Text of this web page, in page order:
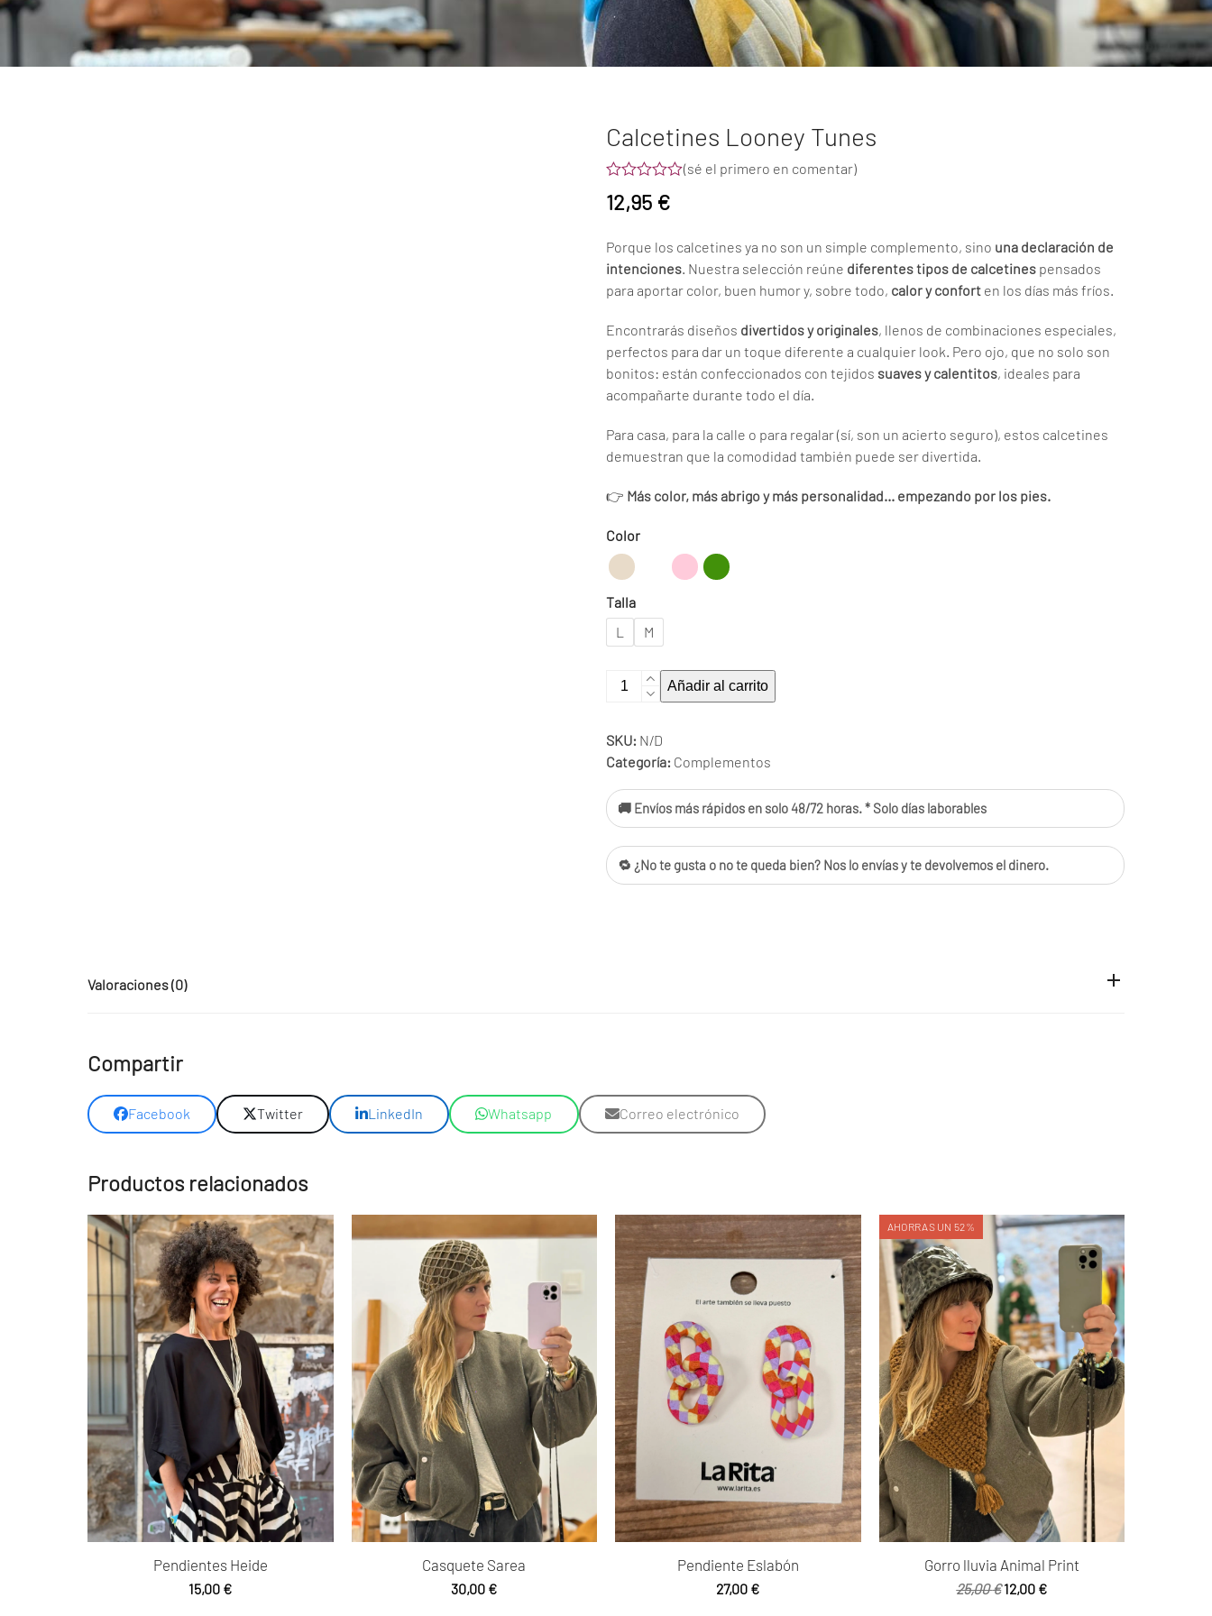
Calcetines Looney Tunes
con
5
(sé el primero en comentar)
12,95 €
Porque los calcetines ya no son un simple complemento, sino una declaración de
intenciones. Nuestra selección reúne diferentes tipos de calcetines pensados
para aportar color, buen humor y, sobre todo, calor y confort en los días más fríos.
Encontrarás diseños divertidos y originales, llenos de combinaciones especiales,
perfectos para dar un toque diferente a cualquier look. Pero ojo, que no solo son
bonitos: están confeccionados con tejidos suaves y calentitos, ideales para
acompañarte durante todo el día.
Para casa, para la calle o para regalar (sí, son un acierto seguro), estos calcetines
demuestran que la comodidad también puede ser divertida.
👉 Más color, más abrigo y más personalidad… empezando por los pies.
Color
Talla
L
M
Calcetines
Looney
cantidad
Añadir al carrito
SKU: N/D
Categoría: Complementos
🚚 Envíos más rápidos en solo 48/72 horas. * Solo días laborables
🔁 ¿No te gusta o no te queda bien? Nos lo envías y te devolvemos el dinero.
Valoraciones (0)
Compartir
Facebook Twitter LinkedIn Whatsapp Correo electrónico
Productos relacionados
Pendientes Heide
15,00 €
Casquete Sarea
30,00 €
Pendiente Eslabón
27,00 €
AHORRAS UN 52%
Gorro lluvia Animal Print
25,00€El
12,00 €El